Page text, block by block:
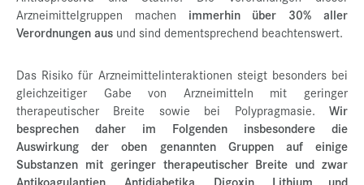
Arzneimittelgruppen machen immerhin über 30% aller
Verordnungen aus und sind dementsprechend beachtenswert.
Das Risiko für Arzneimittelinteraktionen steigt besonders bei
gleichzeitiger Gabe von Arzneimitteln mit geringer
therapeutischer Breite sowie bei Polypragmasie. Wir
besprechen daher im Folgenden insbesondere die
Auswirkung der oben genannten Gruppen auf einige
Substanzen mit geringer therapeutischer Breite und zwar
Antikoagulantien, Antidiabetika, Digoxin, Lithium und